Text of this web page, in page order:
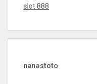
slot 888
nanastoto